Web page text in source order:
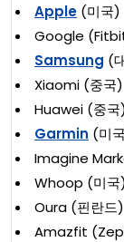
Apple (미국)
Google
Samsung (
Xiaomi (중국)
Huawei (중국)
Garmin (미
Imagine
Whoop (미국)
Oura (핀란드)
Amazfit